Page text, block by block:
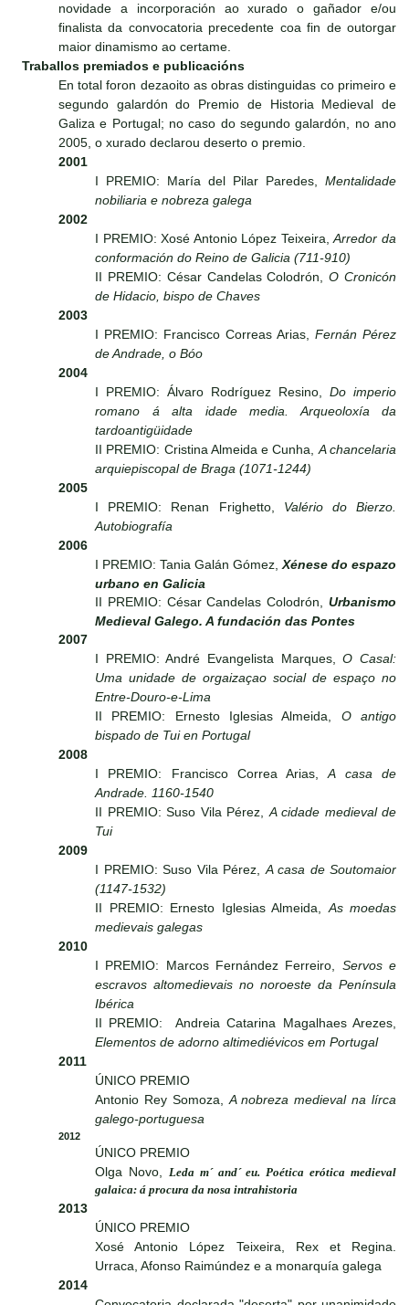
novidade a incorporación ao xurado o gañador e/ou
finalista da convocatoria precedente coa fin de outorgar
maior dinamismo ao certame.
Traballos premiados e publicacións
En total foron dezaoito as obras distinguidas co primeiro e
segundo galardón do Premio de Historia Medieval de
Galiza e Portugal; no caso do segundo galardón, no ano
2005, o xurado declarou deserto o premio.
2001
I PREMIO: María del Pilar Paredes, Mentalidade
nobiliaria e nobreza galega
2002
I PREMIO: Xosé Antonio López Teixeira,Arredor da
conformación do Reino de Galicia (711-910)
II PREMIO: César Candelas Colodrón,O Cronicón
de Hidacio, bispo de Chaves
2003
I PREMIO: Francisco Correas Arias, Fernán Pérez
de Andrade, o Bóo
2004
I PREMIO: Álvaro Rodríguez Resino, Do imperio
romano á alta idade media. Arqueoloxía da
tardoantigüidade
II PREMIO: Cristina Almeida e Cunha,A chancelaria
arquiepiscopal de Braga (1071-1244)
2005
I PREMIO: Renan Frighetto, Valério do Bierzo.
Autobiografía
2006
I PREMIO: Tania Galán Gómez,Xénese do espazo
urbano en Galicia
II PREMIO: César Candelas Colodrón, Urbanismo
Medieval Galego. A fundación das Pontes
2007
I PREMIO: André Evangelista Marques,O Casal:
Uma unidade de orgaizaçao social de espaço no
Entre-Douro-e-Lima
II PREMIO: Ernesto Iglesias Almeida, O antigo
bispado de Tui en Portugal
2008
I PREMIO: Francisco Correa Arias,A casa de
Andrade. 1160-1540
II PREMIO: Suso Vila Pérez,A cidade medieval de
Tui
2009
I PREMIO: Suso Vila Pérez,A casa de Soutomaior
(1147-1532)
II PREMIO: Ernesto Iglesias Almeida,As moedas
medievais galegas
2010
I PREMIO: Marcos Fernández Ferreiro, Servos e
escravos altomedievais no noroeste da Península
Ibérica
II PREMIO: Andreia Catarina Magalhaes Arezes,
Elementos de adorno altimediévicos em Portugal
2011
ÚNICO PREMIO
Antonio Rey Somoza,A nobreza medieval na lírca
galego-portuguesa
2012
ÚNICO PREMIO
Olga Novo, Leda m´ and´ eu. Poética erótica medieval
galaica: á procura da nosa intrahistoria
2013
ÚNICO PREMIO
Xosé Antonio López Teixeira, Rex et Regina.
Urraca, Afonso Raimúndez e a monarquía galega
2014